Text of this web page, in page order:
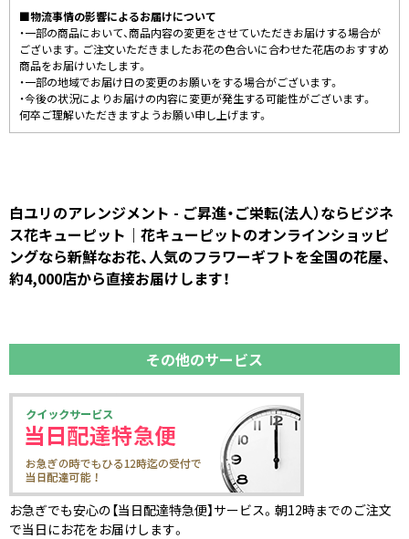
■物流事情の影響によるお届けについて
・一部の商品において、商品内容の変更をさせていただきお届けする場合が
ございます。ご注文いただきましたお花の色合いに合わせた花店のおすすめ
商品をお届けいたします。
・一部の地域でお届け日の変更のお願いをする場合がございます。
・今後の状況によりお届けの内容に変更が発生する可能性がございます。
何卒ご理解いただきますようお願い申し上げます。
白ユリのアレンジメント - ご昇進・ご栄転(法人）ならビジネ
ス花キューピット｜花キューピットのオンラインショッピ
ングなら新鮮なお花、人気のフラワーギフトを全国の花屋、
約4,000店から直接お届けします！
その他のサービス
お急ぎでも安心の【当日配達特急便】サービス。朝12時までのご注文
で当日にお花をお届けします。